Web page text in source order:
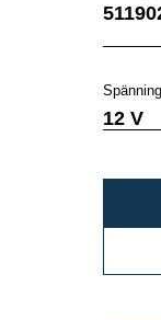
Spänning
12 V